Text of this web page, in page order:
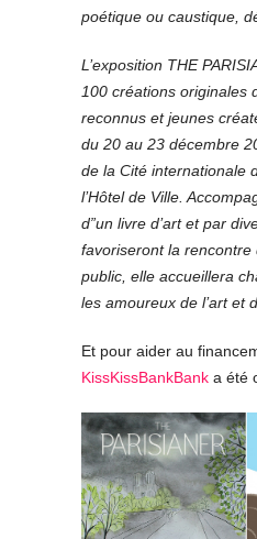
poétique ou caustique,
L’exposition THE
100 créations originales
reconnus et jeunes
du 20 au 23 décembre
de la Cité internationale
l’Hôtel de Ville.
d”un livre d’art et par
favoriseront la rencontre
public, elle accueillera
les amoureux de l’art et
Et pour aider au
KissKissBankBank a été